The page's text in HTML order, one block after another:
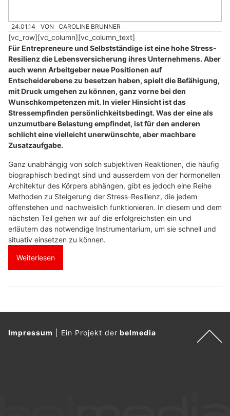
24.01.14 VON CAROLINE BRUNNER
[vc_row][vc_column][vc_column_text]
Für Entrepreneure und Selbstständige ist eine hohe Stress-
Resilienz die Lebensversicherung ihres Unternehmens. Aber
auch wenn Arbeitgeber neue Positionen auf
Entscheiderebene zu besetzen haben, spielt die Befähigung,
mit Druck umgehen zu können, ganz vorne bei den
Wunschkompetenzen mit. In vieler Hinsicht ist das
Stressempfinden persönlichkeitsbedingt. Was der eine als
unzumutbare Belastung empfindet, ist für den anderen
schlicht eine vielleicht unerwünschte, aber machbare
Zusatzaufgabe.
Ganz unabhängig von solch subjektiven Reaktionen, die häufig
biographisch bedingt sind und ausserdem von der hormonellen
Architektur des Körpers abhängen, gibt es jedoch eine Reihe
Methoden zu Steigerung der Stress-Resilienz, die jedem
offenstehen und nachweislich funktionieren. In diesem und dem
nächsten Teil gehen wir auf die erfolgreichsten ein und
erläutern das notwendige Instrumentarium, um sie schnell und
situativ einsetzen zu können.
Weiterlesen
Impressum Ein Projekt derbelmedia